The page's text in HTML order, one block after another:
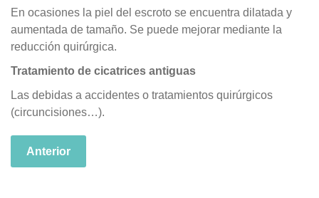
En ocasiones la piel del escroto se encuentra dilatada y
aumentada de tamaño. Se puede mejorar mediante la
reducción quirúrgica.
Tratamiento de cicatrices antiguas
Las debidas a accidentes o tratamientos quirúrgicos
(circuncisiones…).
Anterior